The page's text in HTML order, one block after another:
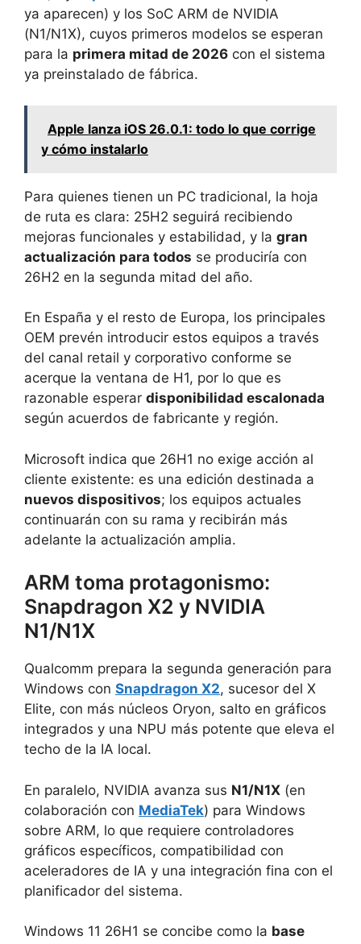
ya aparecen) y los SoC ARM de NVIDIA
(N1/N1X), cuyos primeros modelos se esperan
para la primera mitad de 2026 con el sistema
ya preinstalado de fábrica.
Apple lanza iOS 26.0.1: todo lo que corrige
y cómo instalarlo
Para quienes tienen un PC tradicional, la hoja
de ruta es clara: 25H2 seguirá recibiendo
mejoras funcionales y estabilidad, y la gran
actualización para todos se produciría con
26H2 en la segunda mitad del año.
En España y el resto de Europa, los principales
OEM prevén introducir estos equipos a través
del canal retail y corporativo conforme se
acerque la ventana de H1, por lo que es
razonable esperar disponibilidad escalonada
según acuerdos de fabricante y región.
Microsoft indica que 26H1 no exige acción al
cliente existente: es una edición destinada a
nuevos dispositivos; los equipos actuales
continuarán con su rama y recibirán más
adelante la actualización amplia.
ARM toma protagonismo:
Snapdragon X2 y NVIDIA
N1/N1X
Qualcomm prepara la segunda generación para
Windows con Snapdragon X2, sucesor del X
Elite, con más núcleos Oryon, salto en gráficos
integrados y una NPU más potente que eleva el
techo de la IA local.
En paralelo, NVIDIA avanza sus N1/N1X (en
colaboración con MediaTek) para Windows
sobre ARM, lo que requiere controladores
gráficos específicos, compatibilidad con
aceleradores de IA y una integración fina con el
planificador del sistema.
Windows 11 26H1 se concibe como la base